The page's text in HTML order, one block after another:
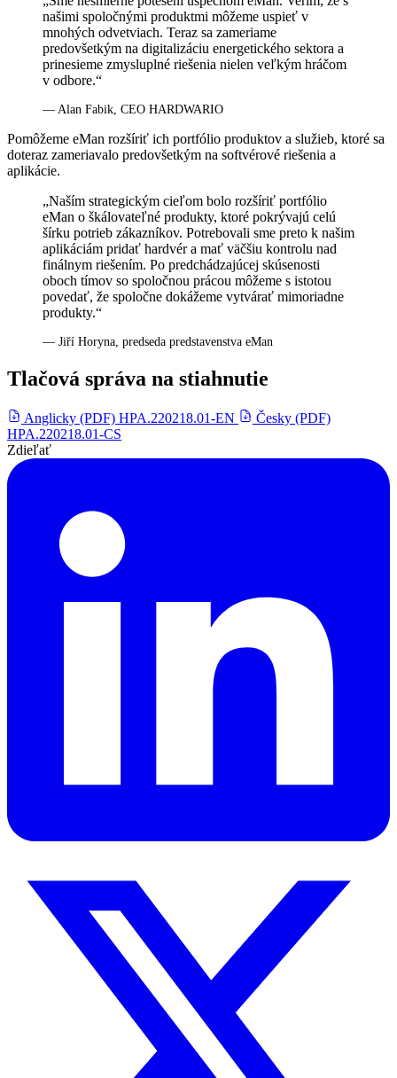
našimi spoločnými produktmi môžeme uspieť v
mnohých odvetviach. Teraz sa zameriame
predovšetkým na digitalizáciu energetického sektora a
prinesieme zmysluplné riešenia nielen veľkým hráčom
v odbore.“
— Alan Fabik, CEO HARDWARIO
Pomôžeme eMan rozšíriť ich portfólio produktov a služieb, ktoré sa
doteraz zameriavalo predovšetkým na softvérové riešenia a
aplikácie.
„Naším strategickým cieľom bolo rozšíriť portfólio
eMan o škálovateľné produkty, ktoré pokrývajú celú
šírku potrieb zákazníkov. Potrebovali sme preto k našim
aplikáciám pridať hardvér a mať väčšiu kontrolu nad
finálnym riešením. Po predchádzajúcej skúsenosti
oboch tímov so spoločnou prácou môžeme s istotou
povedať, že spoločne dokážeme vytvárať mimoriadne
produkty.“
— Jiří Horyna, predseda predstavenstva eMan
Tlačová správa na stiahnutie
Anglicky (PDF) HPA.220218.01-EN
Česky (PDF)
HPA.220218.01-CS
Zdieľať